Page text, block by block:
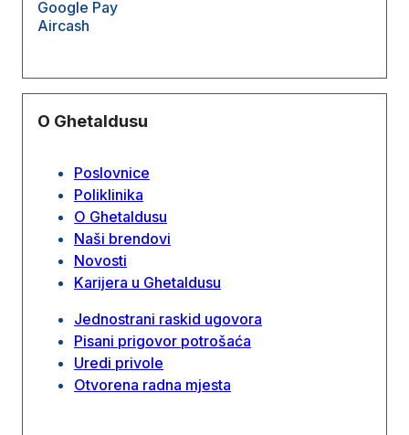
Google Pay
Aircash
O Ghetaldusu
Poslovnice
Poliklinika
O Ghetaldusu
Naši brendovi
Novosti
Karijera u Ghetaldusu
Jednostrani raskid ugovora
Pisani prigovor potrošaća
Uredi privole
Otvorena radna mjesta